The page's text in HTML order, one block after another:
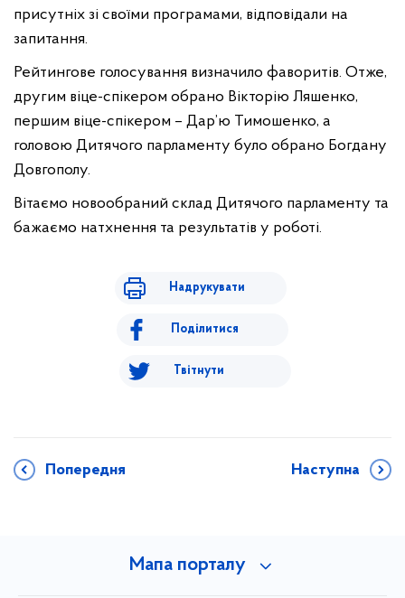
присутніх зі своїми програмами, відповідали на
запитання.
Рейтингове голосування визначило фаворитів. Отже,
другим віце-спікером обрано Вікторію Ляшенко,
першим віце-спікером – Дар’ю Тимошенко, а
головою Дитячого парламенту було обрано Богдану
Довгополу.
Вітаємо новообраний склад Дитячого парламенту та
бажаємо натхнення та результатів у роботі.
Надрукувати
Поділитися
Твітнути
Попередня Наступна
Мапа порталу